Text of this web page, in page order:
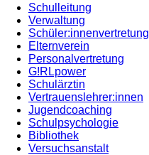
Schulleitung
Verwaltung
Schüler:innenvertretung
Elternverein
Personalvertretung
G!RLpower
Schulärztin
Vertrauenslehrer:innen
Jugendcoaching
Schulpsychologie
Bibliothek
Versuchsanstalt